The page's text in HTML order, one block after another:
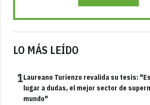
LO MÁS LEÍDO
1Laureano Turienzo revalida su tesis:
lugar a dudas, el mejor sector de
mundo"